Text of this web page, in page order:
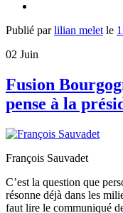
Publié parlilian melet le
02 Juin
Fusion
pense à la
François Sauvadet
C’est la question que
résonne déjà dans les
faut lire le communiqué